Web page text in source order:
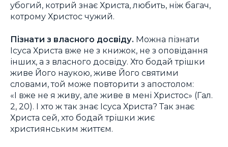
убогий, котрий знає Христа, любить, ніж багач,
котрому Христос чужий.
Пізнати з власного досвіду. Можна пізнати
Ісуса Христа вже не з книжок, не з оповідання
інших, а з власного досвіду. Хто бодай трішки
живе Його наукою, живе Його святими
словами, той може повторити з апостолом:
«І вже не я живу, але живе в мені Христос» (Гал.
2, 20). І хто ж так знає Ісуса Христа? Так знає
Христа сей, хто бодай трішки жиє
християнським життєм.